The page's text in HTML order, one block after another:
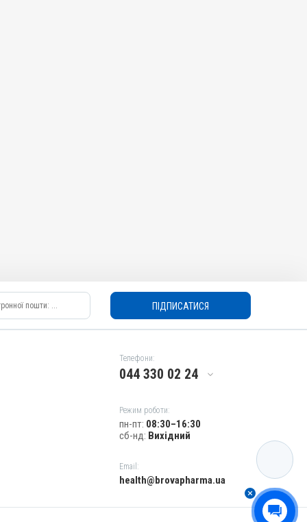
ПІДПИСАТИСЯ
Телефони:
044 330 02 24
Режим роботи:
пн-пт: 08:30–16:30
сб-нд: Вихідний
Email:
health@brovapharma.ua
КАТАЛОГ